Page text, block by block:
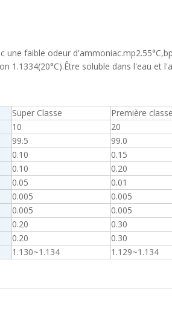
une faible odeur
1.1334(20°C).Être soluble dans l'eau et
Super Classe Première classe
10 20
99.5 99.0
0.10 0.15
0.10 0.20
0.05 0.01
0.005 0.005
0.005 0.005
0.20 0.30
0.20 0.30
1.130~1.134 1.129~1.134